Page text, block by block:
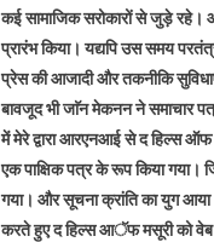
कई सामाजिक सरोकारों से जुड़े रहे।
प्रारंभ किया। यद्यपि उस समय
प्रेस की आजादी और तकनीकि
बावजूद भी जाॅन मेकनन ने समाचार
में मेरे द्वारा आरएनआई से द हिल्स
एक पाक्षिक पत्र के रूप किया
गया। और सूचना क्रांति का युग
करते हुए द हिल्स आॅफ मसूरी को